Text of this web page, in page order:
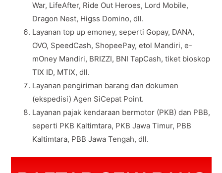
War, LifeAfter, Ride Out Heroes, Lord Mobile,
Dragon Nest, Higss Domino, dll.
Layanan top up emoney, seperti Gopay, DANA,
OVO, SpeedCash, ShopeePay, etol Mandiri, e-
mOney Mandiri, BRIZZI, BNI TapCash, tiket bioskop
TIX ID, MTIX, dll.
Layanan pengiriman barang dan dokumen
(ekspedisi) Agen SiCepat Point.
Layanan pajak kendaraan bermotor (PKB) dan PBB,
seperti PKB Kaltimtara, PKB Jawa Timur, PBB
Kaltimtara, PBB Jawa Tengah, dll.